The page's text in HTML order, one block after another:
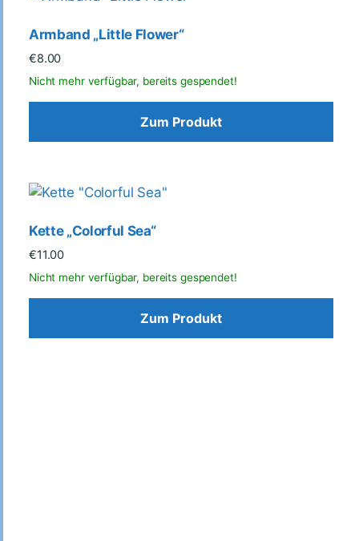
Armband „Little Flower“
€8.00
Zum Produkt
Kette „Colorful Sea“
€11.00
Zum Produkt